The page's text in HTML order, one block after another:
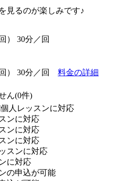
見るのが楽しみです♪
） 30分／回
） 30分／回 料金の詳細
ん(0件)